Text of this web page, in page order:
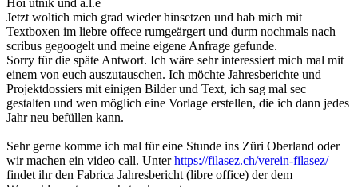
Hoi utnik und a.l.e
Jetzt woltich mich grad wieder hinsetzen und hab mich mit
Textboxen im liebre offece rumgeärgert und durm nochmals nach
scribus gegoogelt und meine eigene Anfrage gefunde.
Sorry für die späte Antwort. Ich wäre sehr interessiert mich mal mit
einem von euch auszutauschen. Ich möchte Jahresberichte und
Projektdossiers mit einigen Bilder und Text, ich sag mal sec
gestalten und wen möglich eine Vorlage erstellen, die ich dann jedes
Jahr neu befüllen kann.
Sehr gerne komme ich mal für eine Stunde ins Züri Oberland oder
wir machen ein video call. Unterhttps://filasez.ch/verein-filasez/
findet ihr den Fabrica Jahresbericht (libre office) der dem